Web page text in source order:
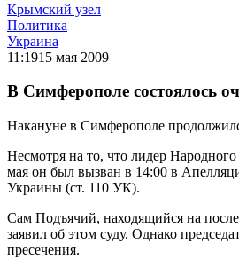
Крымский узел
Политика
Украина
11:1915 мая 2009
В Симферополе состоялось
Накануне в Симферополе
Несмотря на то, что лидер
мая он был вызван в 14:00 в
Украины (ст. 110 УК).
Сам Подъячий, находящийся на
заявил об этом суду. Однако
пресечения.